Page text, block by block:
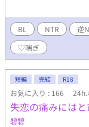
BL NTR 逆
♡喘ぎ
短編 完結 R18
お気に入り : 166 24h.
失恋の痛みには
碧碧